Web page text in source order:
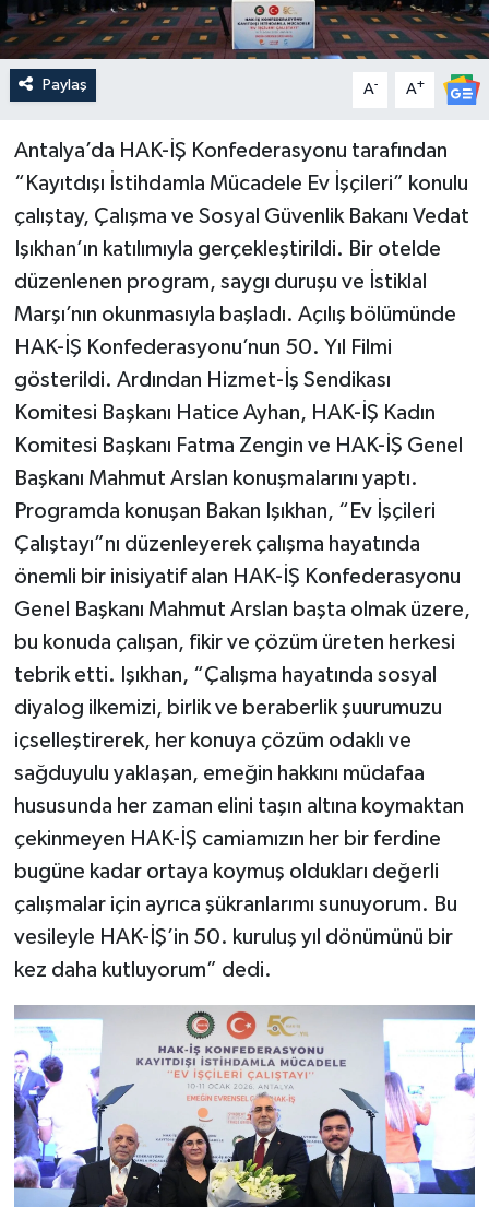
Paylaş A- A+
Antalya’da HAK-İŞ Konfederasyonu tarafından
“Kayıtdışı İstihdamla Mücadele Ev İşçileri” konulu
çalıştay, Çalışma ve Sosyal Güvenlik Bakanı Vedat
Işıkhan’ın katılımıyla gerçekleştirildi. Bir otelde
düzenlenen program, saygı duruşu ve İstiklal
Marşı’nın okunmasıyla başladı. Açılış bölümünde
HAK-İŞ Konfederasyonu’nun 50. Yıl Filmi
gösterildi. Ardından Hizmet-İş Sendikası
Komitesi Başkanı Hatice Ayhan, HAK-İŞ Kadın
Komitesi Başkanı Fatma Zengin ve HAK-İŞ Genel
Başkanı Mahmut Arslan konuşmalarını yaptı.
Programda konuşan Bakan Işıkhan, “Ev İşçileri
Çalıştayı”nı düzenleyerek çalışma hayatında
önemli bir inisiyatif alan HAK-İŞ Konfederasyonu
Genel Başkanı Mahmut Arslan başta olmak üzere,
bu konuda çalışan, fikir ve çözüm üreten herkesi
tebrik etti. Işıkhan, “Çalışma hayatında sosyal
diyalog ilkemizi, birlik ve beraberlik şuurumuzu
içselleştirerek, her konuya çözüm odaklı ve
sağduyulu yaklaşan, emeğin hakkını müdafaa
hususunda her zaman elini taşın altına koymaktan
çekinmeyen HAK-İŞ camiamızın her bir ferdine
bugüne kadar ortaya koymuş oldukları değerli
çalışmalar için ayrıca şükranlarımı sunuyorum. Bu
vesileyle HAK-İŞ’in 50. kuruluş yıl dönümünü bir
kez daha kutluyorum” dedi.